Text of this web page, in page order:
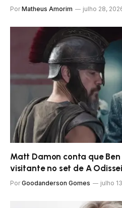
Por Matheus Amorim julho 28,
Matt Damon conta que
visitante no set de A
Por Goodanderson Gomes julho